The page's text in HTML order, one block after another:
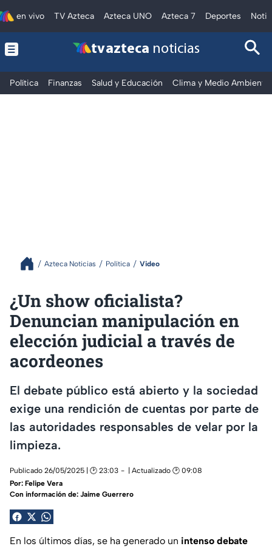
en vivo TV Azteca Azteca UNO Azteca 7 Deportes
tv azteca noticias
Política Finanzas Salud y Educación Clima y Medio Ambiente
Azteca Noticias Política Video
¿Un show oficialista?
Denuncian manipulación en
elección judicial a través de
acordeones
El debate público está abierto y la sociedad
exige una rendición de cuentas por parte de
las autoridades responsables de velar por la
limpieza.
Publicado 26/05/2025 | 🕑 23:03
| Actualizado 🕑 09:08
Por: Felipe Vera
Con información de: Jaime Guerrero
En los últimos días, se ha generado un intenso debate